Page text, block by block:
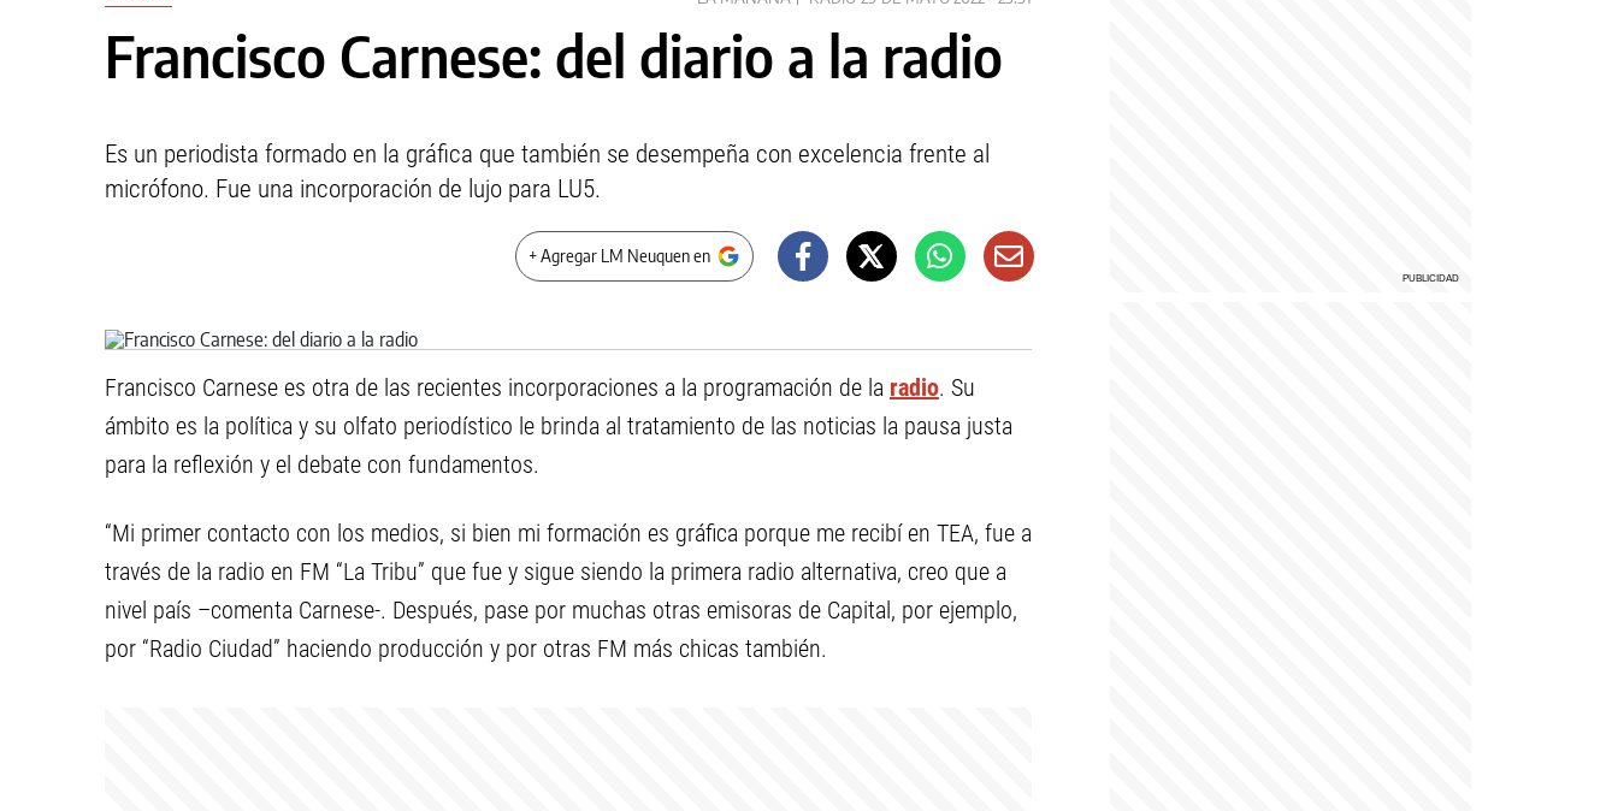
Francisco Carnese: del diario a la radio
Es un periodista formado en la gráfica que también se desempeña con excelencia frente al
micrófono. Fue una incorporación de lujo para LU5.
+ Agregar LM Neuquen en
Francisco Carnese es otra de las recientes incorporaciones a la programación de la radio. Su
ámbito es la política y su olfato periodístico le brinda al tratamiento de las noticias la pausa justa
para la reflexión y el debate con fundamentos.
“Mi primer contacto con los medios, si bien mi formación es gráfica porque me recibí en TEA, fue a
través de la radio en FM “La Tribu” que fue y sigue siendo la primera radio alternativa, creo que a
nivel país –comenta Carnese-. Después, pase por muchas otras emisoras de Capital, por ejemplo,
por “Radio Ciudad” haciendo producción y por otras FM más chicas también.